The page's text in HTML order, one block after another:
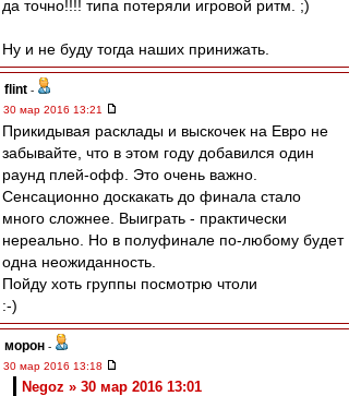
да точно!!!! типа потеряли игровой ритм. ;)
Ну и не буду тогда наших принижать.
flint -
30 мар 2016 13:21
Прикидывая расклады и выскочек на Евро не
забывайте, что в этом году добавился один
раунд плей-офф. Это очень важно.
Сенсационно доскакать до финала стало
много сложнее. Выиграть - практически
нереально. Но в полуфинале по-любому будет
одна неожиданность.
Пойду хоть группы посмотрю чтоли
:-)
морон -
30 мар 2016 13:18
Negoz » 30 мар 2016 13:01